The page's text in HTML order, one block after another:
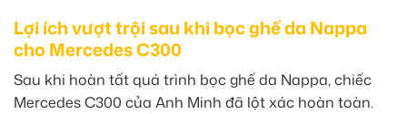
Lợi ích vượt trội sau khi bọc ghế da Nappa
cho Mercedes C300
Sau khi hoàn tất quá trình bọc ghế da Nappa, chiếc
Mercedes C300 của Anh Minh đã lột xác hoàn toàn.